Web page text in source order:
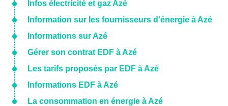
Infos électricité et gaz Azé
Information sur les fournisseurs d'énergie à Azé
Informations sur Azé
Gérer son contrat EDF à Azé
Les tarifs proposés par EDF à Azé
Informations EDF à Azé
La consommation en énergie à Azé